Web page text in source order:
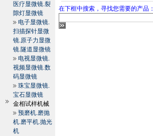
医疗显微镜.裂
隙灯显微镜
电子显微镜.
扫描探针显微
镜.原子力显微
镜.隧道显微镜
电视显微镜.
视频显微镜.数
码显微镜
珠宝显微镜.
宝石显微镜
金相试样机械
预磨机.磨抛
机.磨平机.抛光
机
在下框中搜索，寻找您需要的产品：